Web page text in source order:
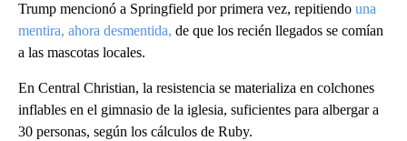
Trump mencionó a Springfield por primera vez, repitiendo una
mentira, ahora desmentida, de que los recién llegados se comían
a las mascotas locales.
En Central Christian, la resistencia se materializa en colchones
inflables en el gimnasio de la iglesia, suficientes para albergar a
30 personas, según los cálculos de Ruby.